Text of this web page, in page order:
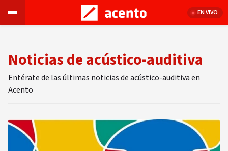
EN VIVO
Noticias de acústico-auditiva
Entérate de las últimas noticias de acústico-auditiva en
Acento